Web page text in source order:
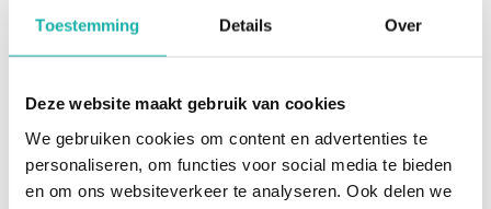
Toestemming Details Over
Deze website maakt gebruik van cookies
We gebruiken cookies om content en advertenties te
personaliseren, om functies voor social media te bieden
en om ons websiteverkeer te analyseren. Ook delen we
en de beste marker om
darmschade te monitoren
na het weglaten van gluten
methode voor het
kan nauwkeuriger zijn dan
het testen van zink in
€ 47,-